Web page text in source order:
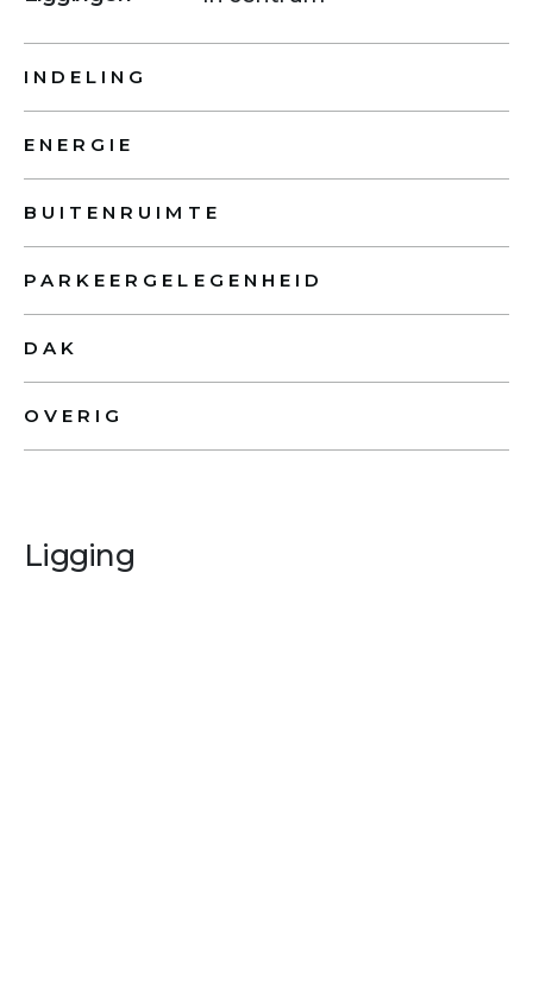
INDELING
ENERGIE
BUITENRUIMTE
PARKEERGELEGENHEID
DAK
OVERIG
Ligging